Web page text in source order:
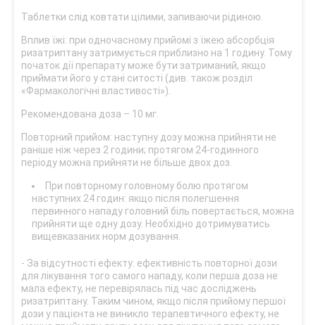
Таблетки слід ковтати цілими, запиваючи рідиною.
Вплив їжі: при одночасному прийомі з їжею абсорбція
ризатриптану затримується приблизно на 1 годину. Тому
початок дії препарату може бути затриманий, якщо
приймати його у стані ситості (див. також розділ
«Фармакологічні властивості»).
Рекомендована доза – 10 мг.
Повторний прийом: наступну дозу можна прийняти не
раніше ніж через 2 години; протягом 24-годинного
періоду можна прийняти не більше двох доз.
При повторному головному болю протягом
наступних 24 годин: якщо після полегшення
первинного нападу головний біль повертається, можна
прийняти ще одну дозу. Необхідно дотримуватись
вищевказаних норм дозування.
- За відсутності ефекту: ефективність повторної дози
для лікування того самого нападу, коли перша доза не
мала ефекту, не перевірялась під час досліджень
ризатриптану. Таким чином, якщо після прийому першої
дози у пацієнта не виникло терапевтичного ефекту, не